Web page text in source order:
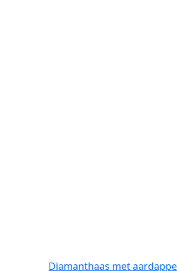
Diamanthaas met